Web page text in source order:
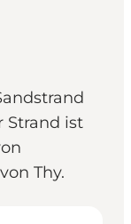
Strand ist
Thy.